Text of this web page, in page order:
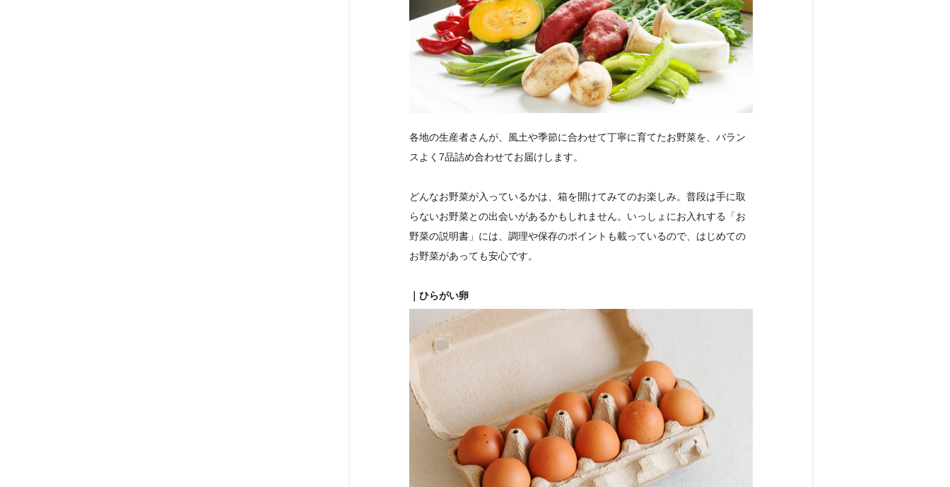
各地の生産者さんが、風土や季節に合わせて丁寧に育てたお野菜を、バラン
スよく7品詰め合わせてお届けします。
どんなお野菜が入っているかは、箱を開けてみてのお楽しみ。普段は手に取
らないお野菜との出会いがあるかもしれません。いっしょにお入れする「お
野菜の説明書」には、調理や保存のポイントも載っているので、はじめての
お野菜があっても安心です。
｜ひらがい卵